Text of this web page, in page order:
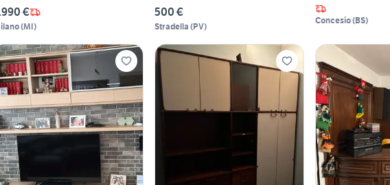
€
(MI)
500 €
Stradella (PV)
Concesio(BS)